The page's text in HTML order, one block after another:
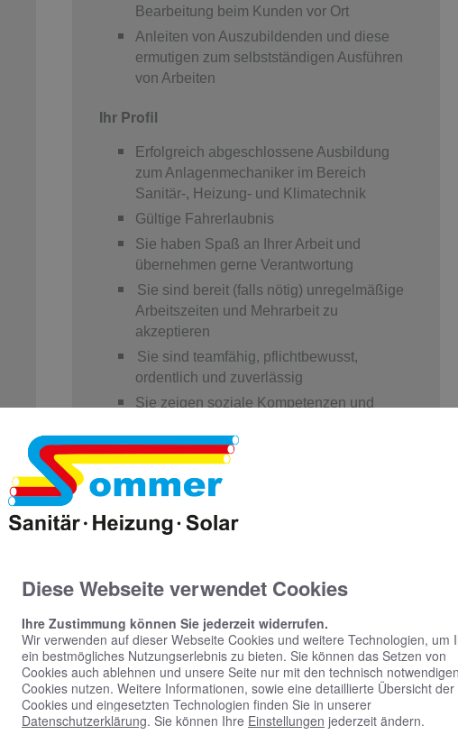
Bearbeitung beim Kunden vor Ort
Anleiten von Auszubildenden und diese
ermutigen zum selbstständigen Ausführen
von Arbeiten
Ihr Profil
Erfolgreich abgeschlossene Ausbildung
zum Anlagenmechaniker im Bereich
Sanitär-, Heizung- und Klimatechnik
Gültige Fahrerlaubnis
Sie haben Spaß an Ihrer Arbeit und
übernehmen gerne Verantwortung
Sie sind bereit (falls nötig) unregelmäßige
Arbeitszeiten und Mehrarbeit zu
akzeptieren
Sie sind teamfähig, pflichtbewusst,
ordentlich und zuverlässig
Sie zeigen soziale Kompetenzen und
Wir bieten Ihnen
Arbeit mit neuster digitaler Ausstattung
Pünktliche und korrekte Bezahlung
Arbeitsklima in einem jungen und
Platz für eigene Ideen und Inspirationen
Einen Firmenwagen mit kompletter
Ausstattung
umfangreiche Weiterbildungen und
Schulungen
Diese Webseite verwendet Cookies
Ihre Zustimmung können Sie jederzeit widerrufen.
Wir verwenden auf dieser Webseite Cookies und weitere Technologien, um
ein bestmögliches Nutzungserlebnis zu bieten. Sie können das Setzen von
Cookies auch ablehnen und unsere Seite nur mit den technisch notwendigen
Cookies nutzen. Weitere Informationen, sowie eine detaillierte Übersicht der
Cookies und eingesetzten Technologien finden Sie in unserer
Datenschutzerklärung. Sie können Ihre Einstellungen jederzeit ändern.